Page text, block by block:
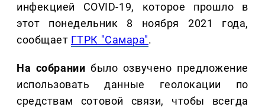
инфекцией COVID-19, которое прошло в
этот понедельник 8 ноября 2021 года,
сообщает ГТРК "Самара".
На собрании было озвучено предложение
использовать данные геолокации по
средствам сотовой связи, чтобы всегда